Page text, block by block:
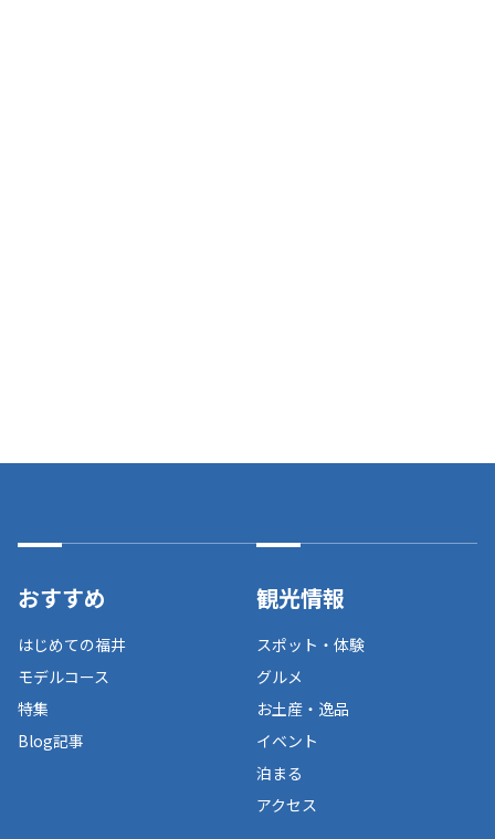
おすすめ
はじめての福井
モデルコース
特集
Blog記事
観光情報
スポット・体験
グルメ
お土産・逸品
イベント
泊まる
アクセス